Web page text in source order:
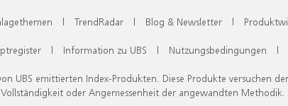
| TrendRadar | Blog & Newsletter |
| Information zu UBS | Nutzungsbedingungen |
UBS emittierten Index-Produkten. Diese Produkte versuchen
oder Angemessenheit der angewandten Methodik.